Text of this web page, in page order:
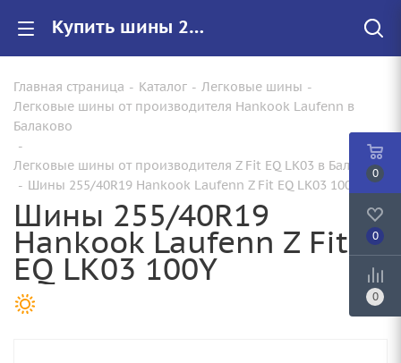
Купить шины 255/40R19 Hankook Laufenn Z Fit EQ LK03 100Y |Арт.1027686 по цене от 17240.00 руб. в Балаково с доставкой
Главная страница - Каталог - Легковые шины -
Легковые шины от производителя Hankook Laufenn в
Балаково
-
Легковые шины от производителя Z Fit EQ LK03 в Балаково
- Шины 255/40R19 Hankook Laufenn Z Fit EQ LK03 100Y
Шины 255/40R19
Hankook Laufenn Z Fit
EQ LK03 100Y
0
0
0